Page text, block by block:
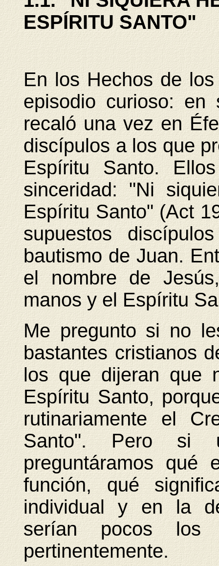
ESPÍRITU SANTO"
En los Hechos de
episodio curioso:
recaló una vez en
discípulos a los que
Espíritu Santo.
sinceridad: "Ni
Espíritu Santo" (Act
supuestos
bautismo de Juan.
el nombre de
manos y el Espíritu
Me pregunto si no
bastantes cristianos
los que dijeran que
Espíritu Santo,
rutinariamente el
Santo". Pero si
preguntáramos
función, qué
individual y en la
serían pocos los
pertinentemente.